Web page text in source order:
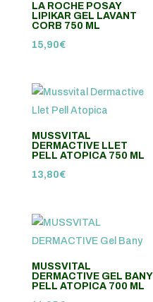
LA ROCHE POSAY
LIPIKAR GEL LAVANT
CORB 750 ML
15,90€
MUSSVITAL
DERMACTIVE LLET
PELL ATOPICA 750 ML
13,80€
MUSSVITAL
DERMACTIVE GEL BANY
PELL ATOPICA 700 ML